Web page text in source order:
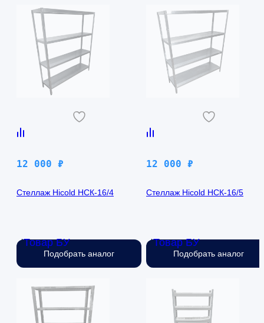
Товар БУ
12 000 ₽
Стеллаж Hicold НСК-16/4
Нет в наличии
Подобрать аналог
Товар БУ
12 000 ₽
Стеллаж Hicold НСК-16/5
Нет в наличии
Подобрать аналог